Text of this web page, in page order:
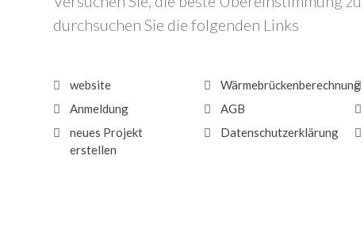
durchsuchen Sie die folgenden Links
website
Anmeldung
neues Projekt
erstellen
Wärmebrückenberechnung
AGB
Datenschutzerklärung